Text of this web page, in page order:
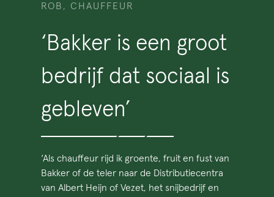
ROB, CHAUFFEUR
‘Bakker is een groot
bedrijf dat sociaal is
gebleven’
‘Als chauffeur rijd ik groente, fruit en fust van
Bakker of de teler naar de Distributiecentra
van Albert Heijn of Vezet, het snijbedrijf en